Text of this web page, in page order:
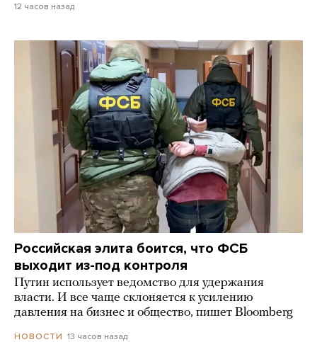
12 часов назад
Российская элита боится, что ФСБ
выходит из-под контроля
Путин использует ведомство для удержания
власти. И все чаще склоняется к усилению
давления на бизнес и общество, пишет Bloomberg
НОВОСТИ 13 часов назад